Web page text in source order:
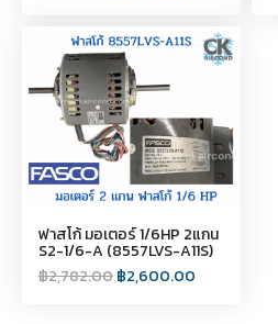
ฟาสโก้ มอเตอร์ 1/6HP 2แกน
S2-1/6-A (8557LVS-A11S)
฿2,782.00฿2,600.00